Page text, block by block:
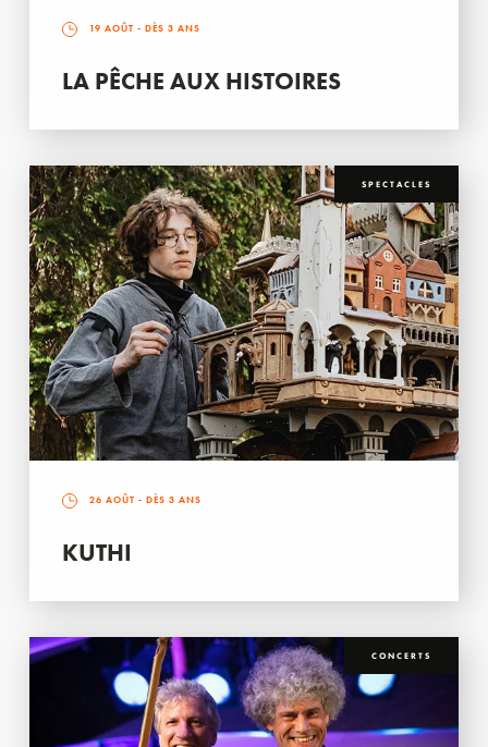
19 AOÛT - DÈS 3 ANS
LA PÊCHE AUX HISTOIRES
SPECTACLES
26 AOÛT - DÈS 3 ANS
KUTHI
CONCERTS